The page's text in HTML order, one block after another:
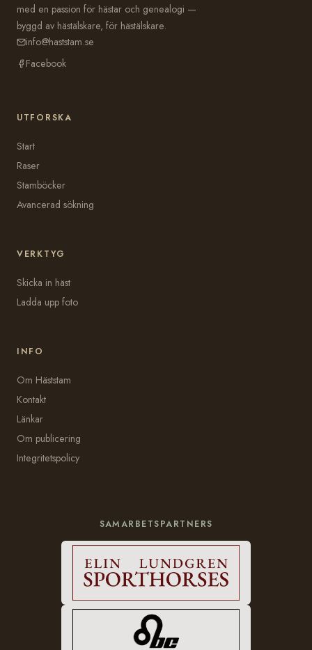
med en passion för hästar och genealogi —
byggd av hästälskare, för hästälskare.
info@haststam.se
Facebook
UTFORSKA
Start
Raser
Stamböcker
Avancerad sökning
VERKTYG
Skicka in häst
Ladda upp foto
INFO
Om Häststam
Kontakt
Länkar
Om publicering
Integritetspolicy
SAMARBETSPARTNERS